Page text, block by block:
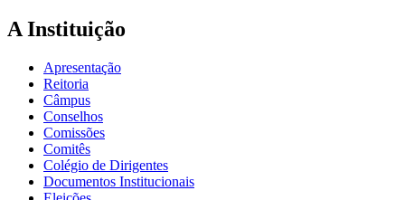
A Instituição
Apresentação
Reitoria
Câmpus
Conselhos
Comissões
Comitês
Colégio de Dirigentes
Documentos Institucionais